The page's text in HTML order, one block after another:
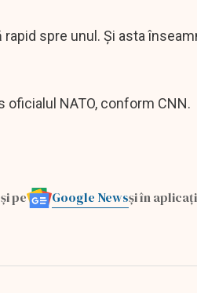
spre unul. Și asta
oficialul NATO, conform CNN.
pe Google Newsși în